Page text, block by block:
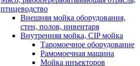
птицеводство
Внешняя мойка оборудования,
стен, полов, инвентаря
Внутренняя мойка, CIP мойка
Таромоечное оборудование
Рамомоечная машина
Мойка инъекторов